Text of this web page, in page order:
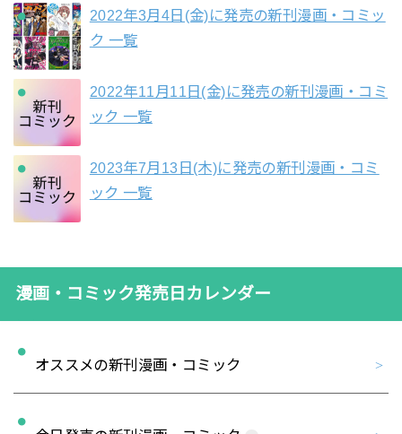
2022年3月4日(金)に発売の新刊漫画・コミッ
ク 一覧
2022年11月11日(金)に発売の新刊漫画・コミ
ック 一覧
2023年7月13日(木)に発売の新刊漫画・コミ
ック 一覧
漫画・コミック発売日カレンダー
オススメの新刊漫画・コミック